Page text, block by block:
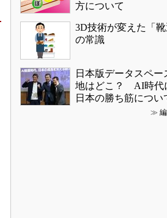
方について
3D技術が変えた「靴
の常識
日本版データスペー
地はどこ？ AI時代
日本の勝ち筋につい
≫